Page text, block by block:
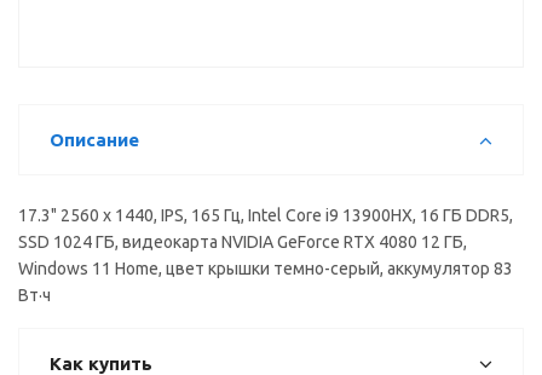
Описание
17.3" 2560 x 1440, IPS, 165 Гц, Intel Core i9 13900HX, 16 ГБ DDR5,
SSD 1024 ГБ, видеокарта NVIDIA GeForce RTX 4080 12 ГБ,
Windows 11 Home, цвет крышки темно-серый, аккумулятор 83
Вт·ч
Как купить